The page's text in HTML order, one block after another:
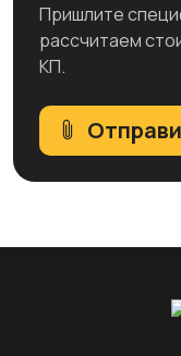
Пришлите
рассчитаем
КП.